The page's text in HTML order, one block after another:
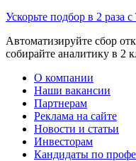
Ускорьте подбор в 2 раза
Автоматизируйте сбор
собирайте аналитику в 2
О компании
Наши вакансии
Партнерам
Реклама на сайте
Новости и статьи
Инвесторам
Кандидаты по